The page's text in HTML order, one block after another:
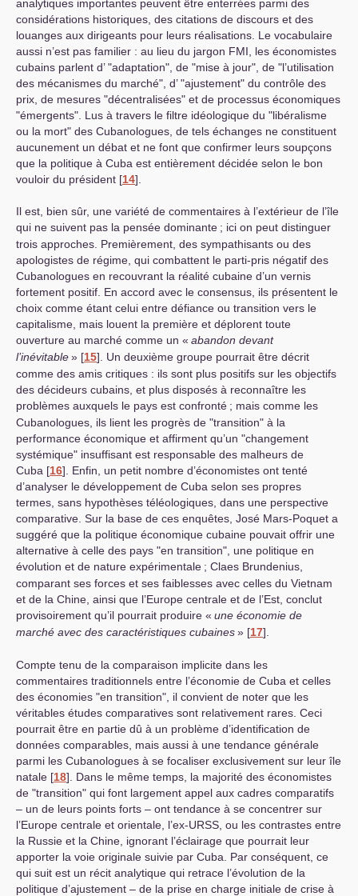
analytiques importantes peuvent être enterrées parmi des
considérations historiques, des citations de discours et des
louanges aux dirigeants pour leurs réalisations. Le vocabulaire
aussi n’est pas familier : au lieu du jargon FMI , les économistes
cubains parlent d’ "adaptation", de "mise à jour", de "l’utilisation
des mécanismes du marché", d’ "ajustement" du contrôle des
prix, de mesures "décentralisées" et de processus économiques
"émergents". Lus à travers le filtre idéologique du "libéralisme
ou la mort" des Cubanologues, de tels échanges ne constituent
aucunement un débat et ne font que confirmer leurs soupçons
que la politique à Cuba est entièrement décidée selon le bon
vouloir du président [14]
Il est, bien sûr, une variété de commentaires à l’extérieur de l’île
qui ne suivent pas la pensée dominante ; ici on peut distinguer
trois approches. Premièrement, des sympathisants ou des
apologistes de régime, qui combattent le parti-pris négatif des
Cubanologues en recouvrant la réalité cubaine d’un vernis
fortement positif. En accord avec le consensus, ils présentent le
choix comme étant celui entre défiance ou transition vers le
capitalisme, mais louent la première et déplorent toute
ouverture au marché comme un « abandon devant
l’inévitable» [15] . Un deuxième groupe pourrait être décrit
comme des amis critiques : ils sont plus positifs sur les objectifs
des décideurs cubains, et plus disposés à reconnaître les
problèmes auxquels le pays est confronté ; mais comme les
Cubanologues, ils lient les progrès de "transition" à la
performance économique et affirment qu’un "changement
systémique" insuffisant est responsable des malheurs de
Cuba [16] . Enfin, un petit nombre d’économistes ont tenté
d’analyser le développement de Cuba selon ses propres
termes, sans hypothèses téléologiques, dans une perspective
comparative. Sur la base de ces enquêtes, José Mars-Poquet a
suggéré que la politique économique cubaine pouvait offrir une
alternative à celle des pays "en transition", une politique en
évolution et de nature expérimentale ; Claes Brundenius,
comparant ses forces et ses faiblesses avec celles du Vietnam
et de la Chine, ainsi que l’Europe centrale et de l’Est, conclut
provisoirement qu’il pourrait produire « une économie de
marché avec des caractéristiques cubaines» [17]
Compte tenu de la comparaison implicite dans les
commentaires traditionnels entre l’économie de Cuba et celles
des économies "en transition", il convient de noter que les
véritables études comparatives sont relativement rares. Ceci
pourrait être en partie dû à un problème d’identification de
données comparables, mais aussi à une tendance générale
parmi les Cubanologues à se focaliser exclusivement sur leur île
natale [18] . Dans le même temps, la majorité des économistes
de "transition" qui font largement appel aux cadres comparatifs
– un de leurs points forts – ont tendance à se concentrer sur
l’Europe centrale et orientale, l’ex-URSS , ou les contrastes entre
la Russie et la Chine, ignorant l’éclairage que pourrait leur
apporter la voie originale suivie par Cuba. Par conséquent, ce
qui suit est un récit analytique qui retrace l’évolution de la
politique d’ajustement – de la prise en charge initiale de crise à